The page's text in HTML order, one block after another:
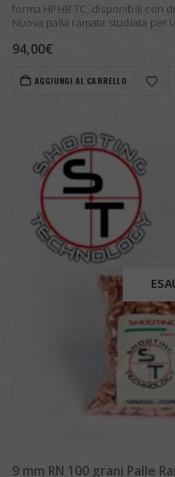
forma HPHB TC, disponibili con
Nuova palla ramata studiata per
94,00€
AGGIUNGI AL CARRELLO
9 mm RN 100 grani Palle